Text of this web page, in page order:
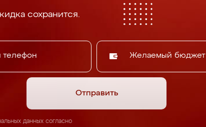
сохранится.
Желаемый бюджет
Отправить
данных согласно